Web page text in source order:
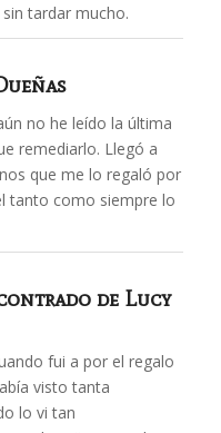
tardar mucho.
no he leído la última
remediarlo. Llegó a
que me lo regaló por
tanto como siempre lo
de Lucy
fui a por el regalo
visto tanta
lo vi tan